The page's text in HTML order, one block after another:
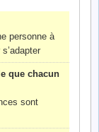
personne à
que chacun
sont